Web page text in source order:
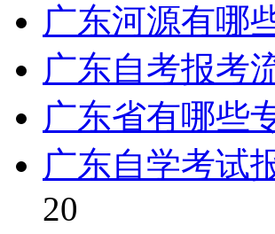
广东河源有哪
广东自考报考
广东省有哪些
广东自学考试
20